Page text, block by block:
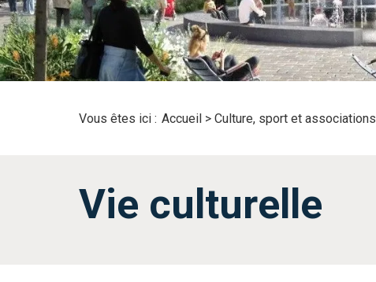
Vous êtes ici : Accueil > Culture, sport et associations
Vie culturelle